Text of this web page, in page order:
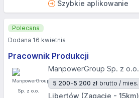
Szybkie aplikowanie
Pracownik Produkcji
ManpowerGroup Sp. z o.o.
5 200-5 200 zł brutto / mies.
Libertów (Zagacie - 15km)
Polecana
Dodana 16 kwietnia